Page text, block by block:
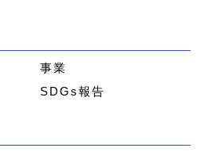
事業
SDGs報告